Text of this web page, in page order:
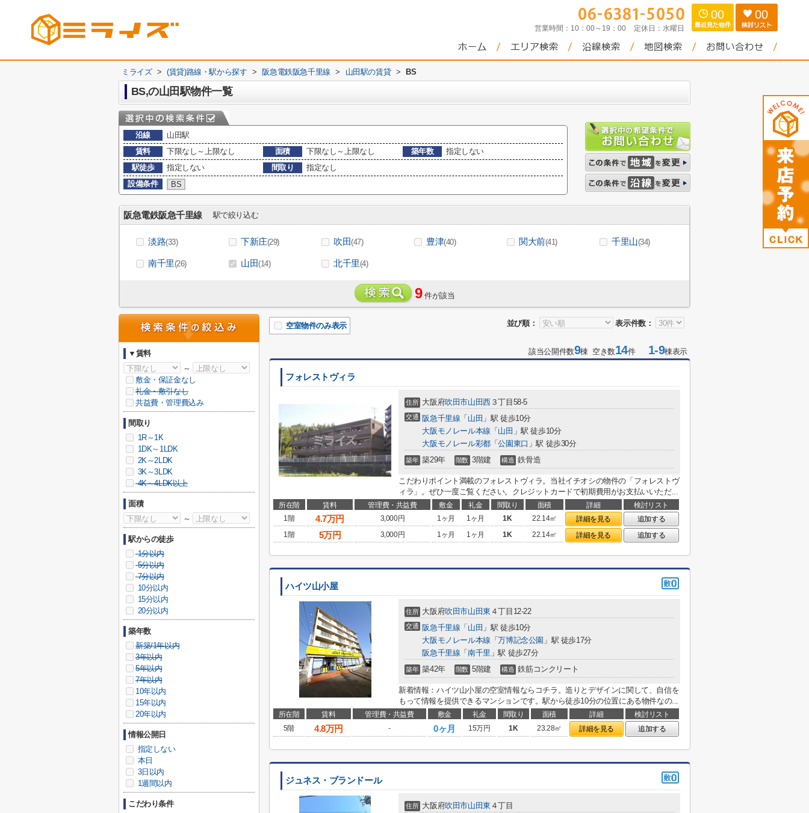
営業時間： 10：00～19：00 定休日： 水曜日
00 00
ミライズ > (賃貸)路線・駅から探す > 阪急電鉄阪急千里線 > 山田駅の賃貸 > BS
BS,の山田駅物件一覧
沿線
山田駅
賃料
下限なし～上限なし 面積 下限なし～上限なし 築年数
指定しない
駅徒歩
指定しない 間取り
指定なし
設備条件
BS
阪急電鉄阪急千里線 駅で絞り込む
淡路(33) 下新庄(29) 吹田(47) 豊津(40) 関大前(41) 千里山(34)
南千里(26) 山田(14) 北千里(4)
9 件が該当
並び順： 表示件数：
空室物件のみ表示
該当公開件数9棟 空き数14件1-9棟表示
フォレストヴィラ
住所 大阪府吹田市山田西３丁目58-5
交通 阪急千里線 「 山田 」駅 徒歩10分
大阪モノレール本線 「 山田 」駅 徒歩10分
大阪モノレール彩都「公園東口 」駅 徒歩30分
築年 築29年 階数 3階建 構造 鉄骨造
こだわりポイント満載のフォレストヴィラ。当社イチオシの物件の「フォレストヴ
ィラ」。ぜひ一度ご覧ください。クレジットカードで初期費用がお支払いいただ...
所在階 賃料 管理費・共益費 敷金 礼金 間取り 面積 詳細
検討リスト
1階
4.7万円 3,000円 1ヶ月 1ヶ月 1K 22.14㎡ 詳細を見る
追加する
1階
5万円 3,000円 1ヶ月 1ヶ月 1K 22.14㎡ 詳細を見る 追加する
ハイツ山小屋
住所 大阪府吹田市山田東 ４丁目12-22
交通 阪急千里線 「 山田 」駅 徒歩10分
大阪モノレール本線 「万博記念公園 」駅 徒歩17分
阪急千里線 「 南千里 」駅 徒歩27分
築年 築42年 階数 5階建 構造 鉄筋コンクリート
新着情報：ハイツ山小屋の空室情報ならコチラ。造りとデザインに関して、自信を
もって情報を提供できるマンションです。駅から徒歩10分の位置にある物件なの...
所在階 賃料 管理費・共益費 敷金 礼金 間取り 面積 詳細
検討リスト
5階
4.8万円 - 0ヶ月 15万円 1K 23.28㎡ 詳細を見る 追加する
ジュネス・ブランドール
住所 大阪府吹田市山田東 ４丁目
▼賃料
～
敷金・保証金なし
礼金・敷引なし
共益費・管理費込み
間取り
1R～1K
1DK～1LDK
2K～2LDK
3K～3LDK
4K～4LDK以上
面積
～
駅からの徒歩
1分以内
5分以内
7分以内
10分以内
15分以内
20分以内
築年数
新築/1年以内
3年以内
5年以内
7年以内
10年以内
15年以内
20年以内
情報公開日
指定しない
本日
3日以内
1週間以内
こだわり条件